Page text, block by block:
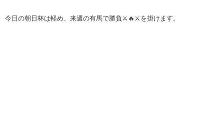
今日の朝日杯は軽め、来週の有馬で勝負⚔️🔥⚔️を掛けます。